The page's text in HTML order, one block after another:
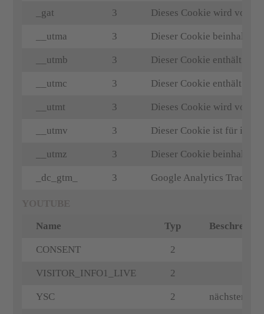
_gat 3 Dieses Cookie wird von
__utma 3 Dieser Cookie beinhaltet
__utmb 3 Dieser Cookie enthält
__utmc 3 Dieser Cookie enthält
__utmt 3 Dieses Cookie wird von
__utmv 3 Dieser Cookie ist für
__utmz 3 Dieser Cookie beinhaltet
_dc_gtm_ 3 Google Analytics
Name
Typ
CONSENT 2
VISITOR_INFO1_LIVE 2
YSC 2 nächster